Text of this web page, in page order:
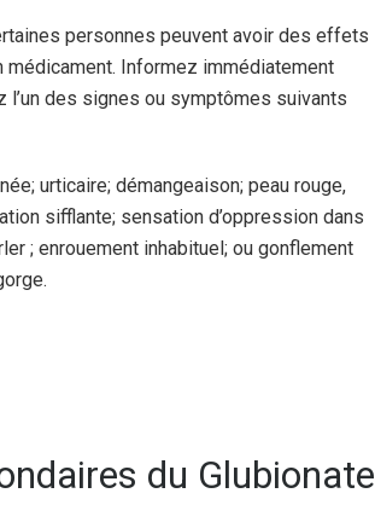
personnes peuvent avoir des effets
Informez immédiatement
des signes ou symptômes suivants
urticaire; démangeaison; peau rouge,
sifflante; sensation d’oppression dans
; enrouement inhabituel; ou gonflement
du Glubionate